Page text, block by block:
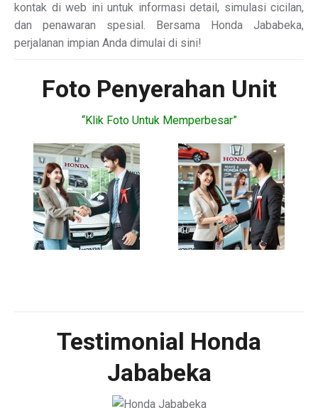
kontak di web ini untuk informasi detail, simulasi cicilan,
dan penawaran spesial. Bersama Honda Jababeka,
perjalanan impian Anda dimulai di sini!
Foto Penyerahan Unit
“Klik Foto Untuk Memperbesar”
Testimonial Honda
Jababeka